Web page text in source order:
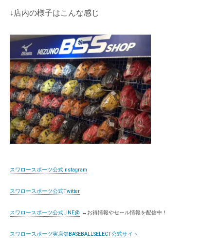
↓店内の様子はこんな感じ
スワロースポーツ公式Instagram
スワロースポーツ公式Twitter
スワロースポーツ公式LINE@ →お得情報やセール情報を配信中！
スワロースポーツ実店舗BASEBALLSELECT公式サイト